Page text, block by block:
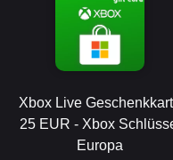
Xbox Live
25 EUR - Xbox
Europa